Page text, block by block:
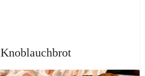
Knoblauchbrot